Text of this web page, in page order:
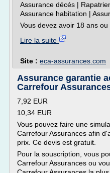
Assurance décés |
Assurance habitation |
Vous devez avoir 18 ans ou
Lire la suite
Site : eca-assurances.com
Assurance garantie
Carrefour
7,92 EUR
10,34 EUR
Vous pouvez faire une
Carrefour Assurances afin
prix. Ce devis est gratuit.
Pour la souscription, vous
Carrefour Assurances ou